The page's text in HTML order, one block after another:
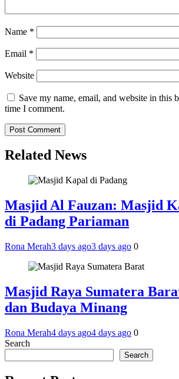
Name *
Email *
Website
Save my name, email, and website in this
time I comment.
Related News
Masjid Al Fauzan: Masjid
di Padang Pariaman
Rona Merah3 days ago3 days ago 0
Masjid Raya Sumatera
dan Budaya Minang
Rona Merah4 days ago4 days ago 0
Search
Search